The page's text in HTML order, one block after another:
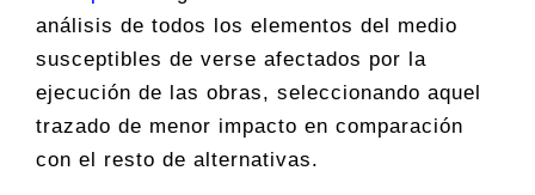
análisis de todos los elementos del medio
susceptibles de verse afectados por la
ejecución de las obras, seleccionando aquel
trazado de menor impacto en comparación
con el resto de alternativas.